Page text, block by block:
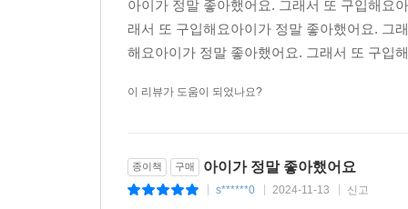
아이가 정말 좋아했어요. 그래서 또 구입해요
래서 또 구입해요아이가 정말 좋아했어요. 그
해요아이가 정말 좋아했어요. 그래서 또 구입
이 리뷰가 도움이 되었나요?
종이책 구매 아이가 정말 좋아했어요
s******0 2024-11-13 신고